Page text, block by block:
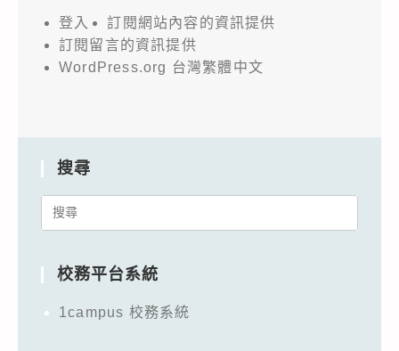
登入
訂閱網站內容的資訊提供
訂閱留言的資訊提供
WordPress.org 台灣繁體中文
搜尋
Search
校務平台系統
1campus 校務系統